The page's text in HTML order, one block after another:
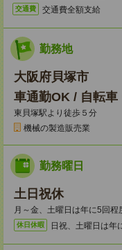
交通費 交通費全額支給
勤務地
大阪府貝塚市
車通勤OK / 自転
東貝塚駅より徒歩５分
機械の製造販売業
勤務曜日
土日祝休
月～金、土曜日は年に5回程
休日休暇 日祝、土曜日は年